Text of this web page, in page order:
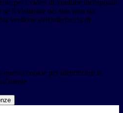
per i video di Youtube incorporati
se il visitatore del sito web sta
versione dell'interfaccia di
questo cookie per identificare la